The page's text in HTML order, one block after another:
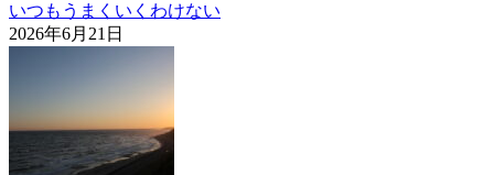
いつもうまくいくわけない
2026年6月21日